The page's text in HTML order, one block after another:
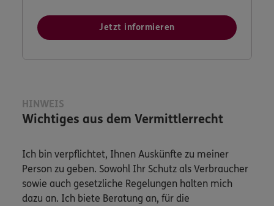
Jetzt informieren
HINWEIS
Wichtiges aus dem Vermittlerrecht
Ich bin verpflichtet, Ihnen Auskünfte zu meiner
Person zu geben. Sowohl Ihr Schutz als Verbraucher
sowie auch gesetzliche Regelungen halten mich
dazu an. Ich biete Beratung an, für die